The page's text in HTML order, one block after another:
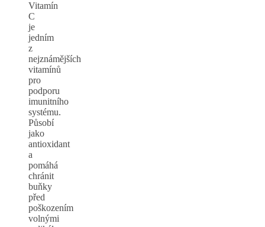
Vitamín
C
je
jedním
z
nejznámějších
vitamínů
pro
podporu
imunitního
systému.
Působí
jako
antioxidant
a
pomáhá
chránit
buňky
před
poškozením
volnými